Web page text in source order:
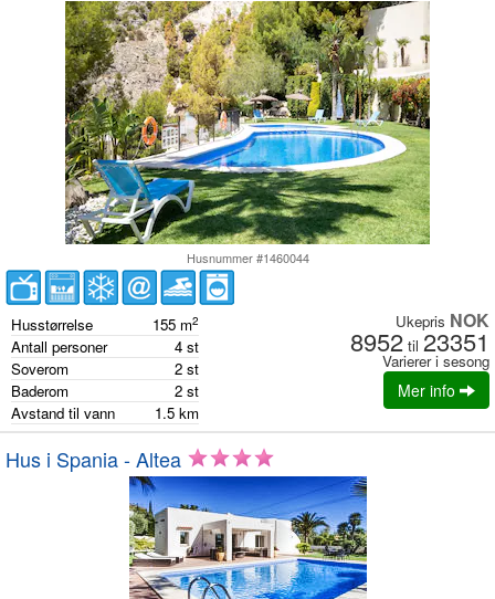
Husnummer #1460044
Husstørrelse 155 m2
Antall personer 4 st
Soverom
2 st
Baderom
2 st
Avstand til vann
1.5 km
Ukepris NOK
8952 til 23351
Varierer i sesong
Mer info
Hus i Spania - Altea